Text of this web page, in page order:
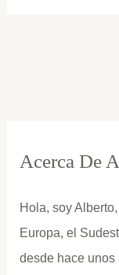
Acerca De
Hola, soy
Europa, el
desde hace unos